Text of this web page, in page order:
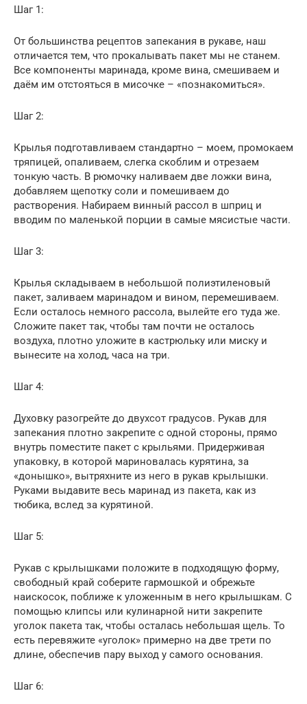
Шаг 1:
От большинства рецептов запекания в рукаве, наш
отличается тем, что прокалывать пакет мы не станем.
Все компоненты маринада, кроме вина, смешиваем и
даём им отстояться в мисочке – «познакомиться».
Шаг 2:
Крылья подготавливаем стандартно – моем, промокаем
тряпицей, опаливаем, слегка скоблим и отрезаем
тонкую часть. В рюмочку наливаем две ложки вина,
добавляем щепотку соли и помешиваем до
растворения. Набираем винный рассол в шприц и
вводим по маленькой порции в самые мясистые части.
Шаг 3:
Крылья складываем в небольшой полиэтиленовый
пакет, заливаем маринадом и вином, перемешиваем.
Если осталось немного рассола, вылейте его туда же.
Сложите пакет так, чтобы там почти не осталось
воздуха, плотно уложите в кастрюльку или миску и
вынесите на холод, часа на три.
Шаг 4:
Духовку разогрейте до двухсот градусов. Рукав для
запекания плотно закрепите с одной стороны, прямо
внутрь поместите пакет с крыльями. Придерживая
упаковку, в которой мариновалась курятина, за
«донышко», вытряхните из него в рукав крылышки.
Руками выдавите весь маринад из пакета, как из
тюбика, вслед за курятиной.
Шаг 5:
Рукав с крылышками положите в подходящую форму,
свободный край соберите гармошкой и обрежьте
наискосок, поближе к уложенным в него крылышкам. С
помощью клипсы или кулинарной нити закрепите
уголок пакета так, чтобы осталась небольшая щель. То
есть перевяжите «уголок» примерно на две трети по
длине, обеспечив пару выход у самого основания.
Шаг 6: